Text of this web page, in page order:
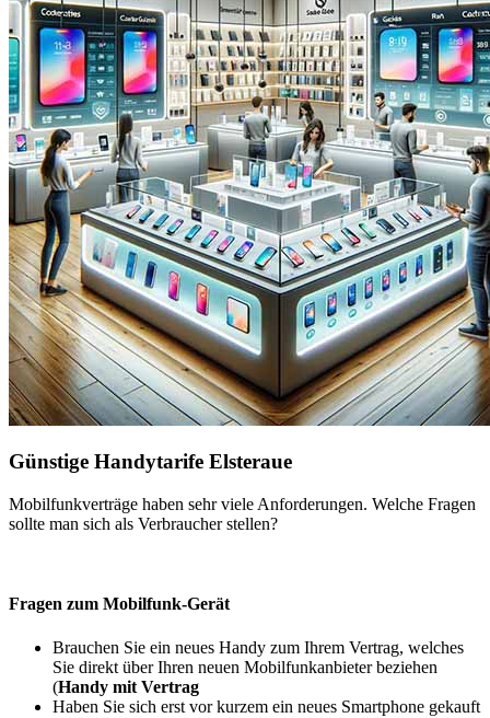
Günstige Handytarife Elsteraue
Mobilfunkverträge haben sehr viele Anforderungen. Welche Fragen
sollte man sich als Verbraucher stellen?
Fragen zum Mobilfunk-Gerät
Brauchen Sie ein neues Handy zum Ihrem Vertrag, welches
Sie direkt über Ihren neuen Mobilfunkanbieter beziehen
(Handy mit Vertrag
Haben Sie sich erst vor kurzem ein neues Smartphone gekauft